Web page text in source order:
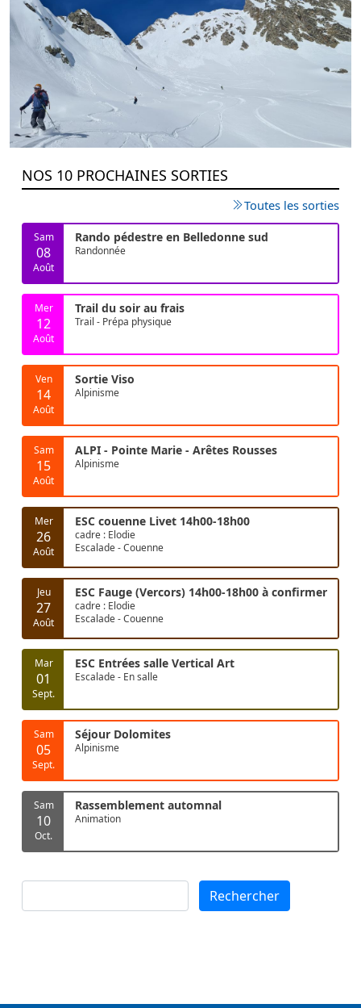
NOS 10 PROCHAINES SORTIES
Toutes les sorties
Sam
08
Août
Rando pédestre en Belledonne sud
Randonnée
Mer
12
Août
Trail du soir au frais
Trail - Prépa physique
Ven
14
Août
Sortie Viso
Alpinisme
Sam
15
Août
ALPI - Pointe Marie - Arêtes Rousses
Alpinisme
Mer
26
Août
ESC couenne Livet 14h00-18h00
cadre : Elodie
Escalade - Couenne
Jeu
27
Août
ESC Fauge (Vercors) 14h00-18h00 à confirmer
cadre : Elodie
Escalade - Couenne
Mar
01
Sept.
ESC Entrées salle Vertical Art
Escalade - En salle
Sam
05
Sept.
Séjour Dolomites
Alpinisme
Sam
10
Oct.
Rassemblement automnal
Animation
Rechercher Rechercher